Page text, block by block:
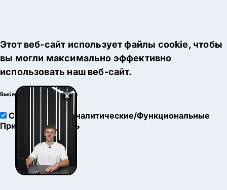
×
Этот веб-сайт использует файлы cookie, чтобы
вы могли максимально эффективно
использовать наш веб-сайт.
Выберите настройки cookie
Служебные
Аналитические/Функциональные
Принять
Настроить